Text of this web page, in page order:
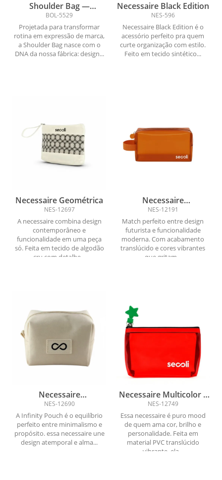
Shoulder Bag —
Compacta, funcional e
com design inteligente
BOL-5529
Projetada para transformar
rotina em expressão de marca,
a Shoulder Bag nasce com o
DNA da nossa fábrica: design...
Necessaire Black Edition
NES-596
Necessaire Black Edition é o
acessório perfeito pra quem
curte organização com estilo.
Feito em tecido sintético...
Necessaire Geométrica
NES-12697
A necessaire combina design
contemporâneo e
funcionalidade em uma peça
só. Feita em tecido de algodão
cru com detalhe...
Necessaire
Transparente - Atitude e
Beleza
NES-12191
Match perfeito entre design
futurista e funcionalidade
moderna. Com acabamento
translúcido e cores vibrantes
que gritam...
Necessaire
Contemporânea
NES-12690
A Infinity Pouch é o equilíbrio
perfeito entre minimalismo e
propósito. essa necessaire une
design atemporal e alma...
Necessaire Multicolor –
Cores, Estilo e Atitude
NES-12749
Essa necessaire é puro mood
de quem ama cor, brilho e
personalidade. Feita em
material PVC translúcido
vibrante, ela...